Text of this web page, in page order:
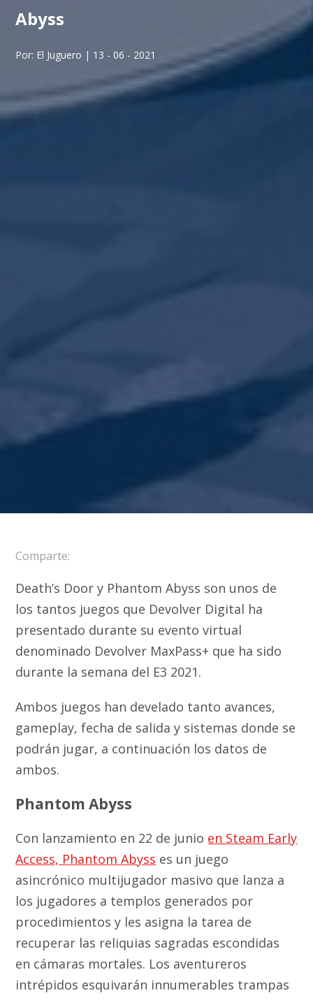
Abyss
Por: El Juguero | 13 - 06 - 2021
Comparte:
Death’s Door y Phantom Abyss son unos de
los tantos juegos que Devolver Digital ha
presentado durante su evento virtual
denominado Devolver MaxPass+ que ha sido
durante la semana del E3 2021.
Ambos juegos han develado tanto avances,
gameplay, fecha de salida y sistemas donde se
podrán jugar, a continuación los datos de
ambos.
Phantom Abyss
Con lanzamiento en 22 de junio en Steam Early
Access, Phantom Abyss es un juego
asincrónico multijugador masivo que lanza a
los jugadores a templos generados por
procedimientos y les asigna la tarea de
recuperar las reliquias sagradas escondidas
en cámaras mortales. Los aventureros
intrépidos esquivarán innumerables trampas